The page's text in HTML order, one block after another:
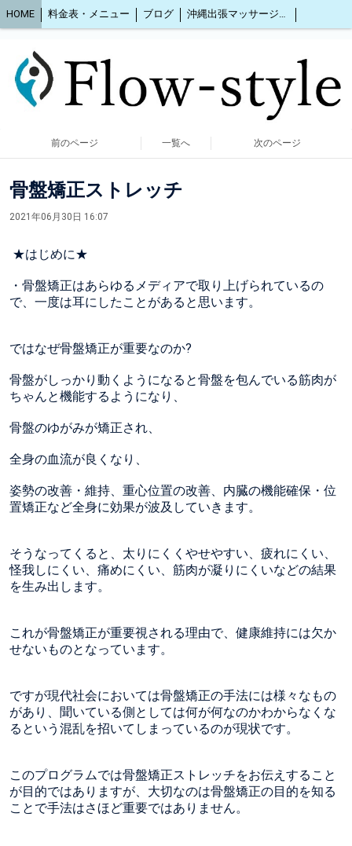
HOME 料金表・メニュー ブログ 沖縄出張マッサージ2人同時OK
前のページ 一覧へ 次のページ
骨盤矯正ストレッチ
2021年06月30日 16:07
★はじめに★
・骨盤矯正はあらゆるメディアで取り上げられているの
で、一度は耳にしたことがあると思います。
ではなぜ骨盤矯正が重要なのか?
骨盤がしっかり動くようになると骨盤を包んでいる筋肉が
ちゃんと機能するようになり、
骨盤のゆがみが矯正され、
全身の血流が良くなり、
姿勢の改善・維持、重心位置の改善、内臓の機能確保・位
置矯正など全身に効果が波及していきます。
そうなってくると、太りにくくやせやすい、疲れにくい、
怪我しにくい、痛めにくい、筋肉が凝りにくいなどの結果
を生み出します。
これが骨盤矯正が重要視される理由で、健康維持には欠か
せないものとなっています。
ですが現代社会においては骨盤矯正の手法には様々なもの
があり、聞いている側としては何が何なのかわからなくな
るという混乱を招いてしまっているのが現状です。
このプログラムでは骨盤矯正ストレッチをお伝えすること
が目的ではありますが、大切なのは骨盤矯正の目的を知る
ことで手法はさほど重要ではありません。